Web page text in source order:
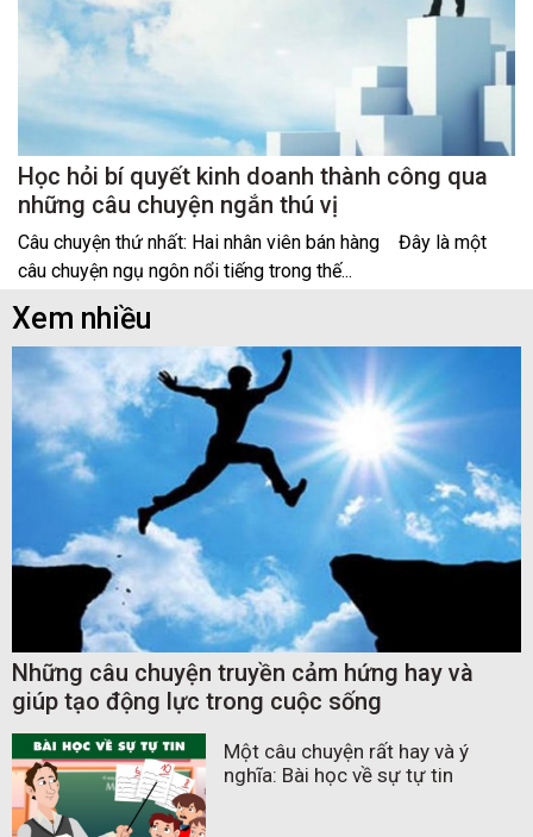
Học hỏi bí quyết kinh doanh thành công qua
những câu chuyện ngắn thú vị
Câu chuyện thứ nhất: Hai nhân viên bán hàng Đây là một
câu chuyện ngụ ngôn nổi tiếng trong thế...
Xem nhiều
Những câu chuyện truyền cảm hứng hay và
giúp tạo động lực trong cuộc sống
Một câu chuyện rất hay và ý
nghĩa: Bài học về sự tự tin